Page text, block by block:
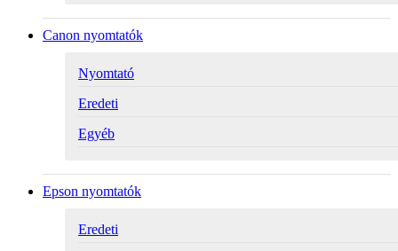
Canon nyomtatók
Nyomtató
Eredeti
Egyéb
Epson nyomtatók
Eredeti